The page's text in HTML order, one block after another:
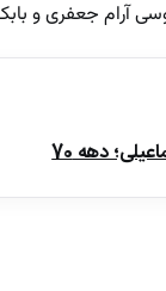
آرام جعفری و
دهه 70